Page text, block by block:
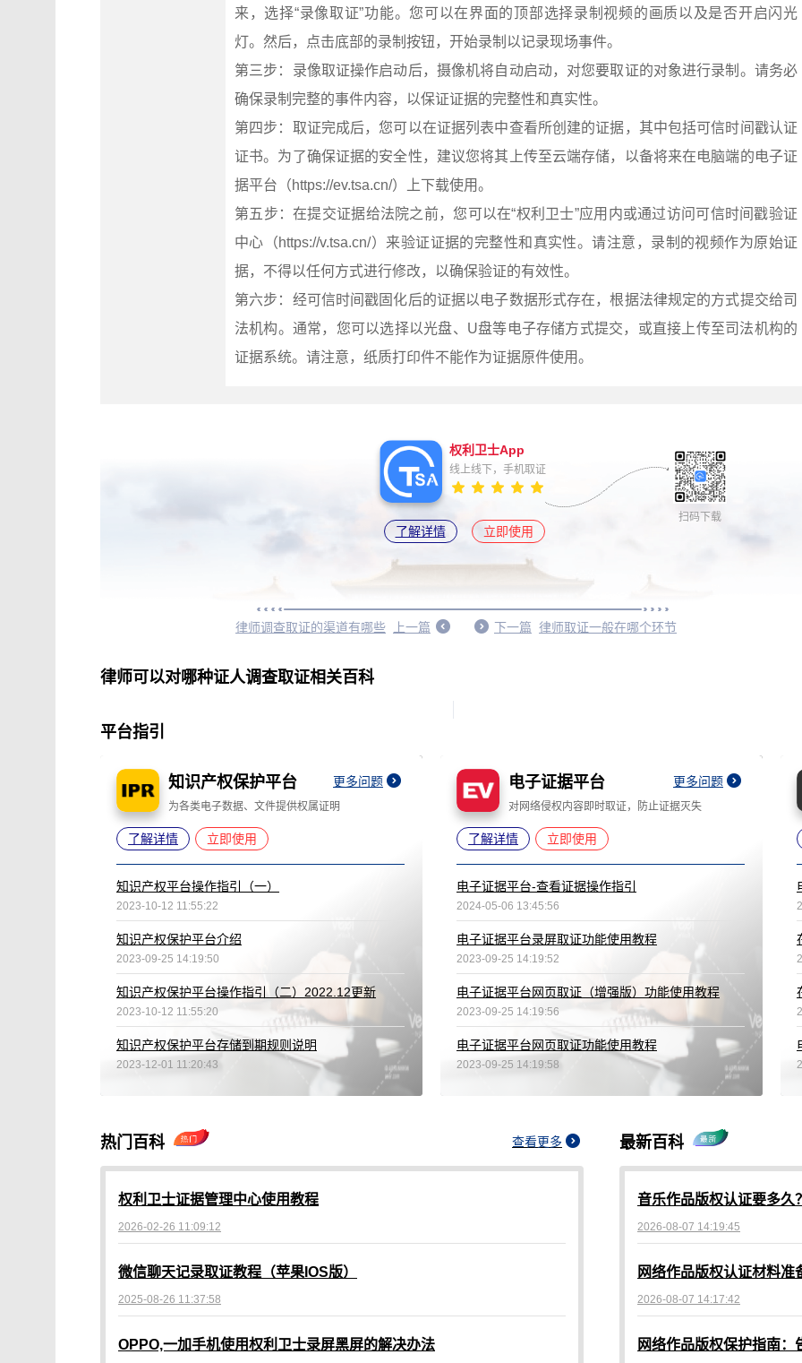
来，选择“录像取证”功能。您可以在界面的顶部选择录制视频的画质以及是否开启闪光
灯。然后，点击底部的录制按钮，开始录制以记录现场事件。
第三步：录像取证操作启动后，摄像机将自动启动，对您要取证的对象进行录制。请务必
确保录制完整的事件内容，以保证证据的完整性和真实性。
第四步：取证完成后，您可以在证据列表中查看所创建的证据，其中包括可信时间戳认证
证书。为了确保证据的安全性，建议您将其上传至云端存储，以备将来在电脑端的电子证
据平台（https://ev.tsa.cn/）上下载使用。
第五步：在提交证据给法院之前，您可以在“权利卫士”应用内或通过访问可信时间戳验证
中心（https://v.tsa.cn/）来验证证据的完整性和真实性。请注意，录制的视频作为原始证
据，不得以任何方式进行修改，以确保验证的有效性。
第六步：经可信时间戳固化后的证据以电子数据形式存在，根据法律规定的方式提交给司
法机构。通常，您可以选择以光盘、U盘等电子存储方式提交，或直接上传至司法机构的
证据系统。请注意，纸质打印件不能作为证据原件使用。
权利卫士App
线上线下，手机取证
了解详情 立即使用
扫码下载
律师调查取证的渠道有哪些 上一篇 下一篇 律师取证一般在哪个环节
律师可以对哪种证人调查取证相关百科
平台指引
知识产权保护平台 更多问题
为各类电子数据、文件提供权属证明
了解详情 立即使用
知识产权平台操作指引（一）
2023-10-12 11:55:22
知识产权保护平台介绍
2023-09-25 14:19:50
知识产权保护平台操作指引（二）2022.12更新
2023-10-12 11:55:20
知识产权保护平台存储到期规则说明
2023-12-01 11:20:43
电子证据平台 更多问题
对网络侵权内容即时取证，防止证据灭失
了解详情 立即使用
电子证据平台-查看证据操作指引
2024-05-06 13:45:56
电子证据平台录屏取证功能使用教程
2023-09-25 14:19:52
电子证据平台网页取证（增强版）功能使用教程
2023-09-25 14:19:56
电子证据平台网页取证功能使用教程
2023-09-25 14:19:58
热门百科 查看更多
权利卫士证据管理中心使用教程
2026-02-26 11:09:12
微信聊天记录取证教程（苹果IOS版）
2025-08-26 11:37:58
OPPO,一加手机使用权利卫士录屏黑屏的解决办法
最新百科
音乐作品版权认证要多久
2026-08-07 14:19:45
2026-08-07 14:17:42